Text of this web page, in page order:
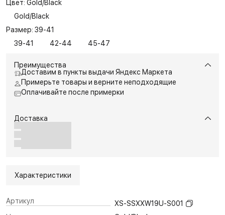
Цвет: Gold/Black
Gold/Black
Размер: 39-41
39-41
42-44 45-47
Преимущества
Доставим в пункты выдачи Яндекс Маркета
Примерьте товары и верните неподходящие
Оплачивайте после примерки
Доставка
Характеристики
Артикул
XS-SSXXW19U-S001